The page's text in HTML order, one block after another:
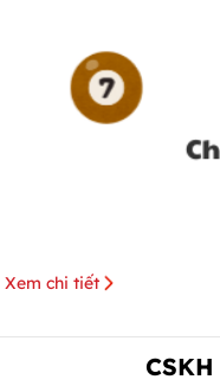
Xem chi tiết
CSKH